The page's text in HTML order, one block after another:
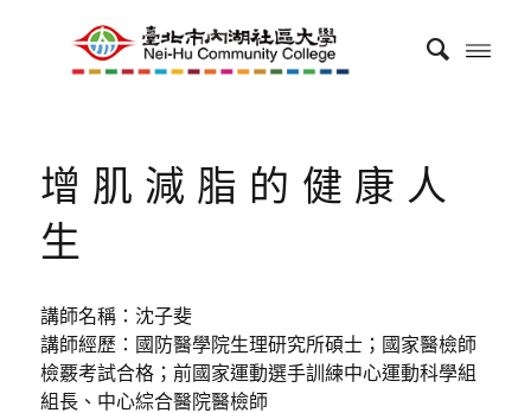
增肌減脂的健康人
生
講師名稱：沈子斐
講師經歷：國防醫學院生理研究所碩士；國家醫檢師
檢覈考試合格；前國家運動選手訓練中心運動科學組
組長、中心綜合醫院醫檢師